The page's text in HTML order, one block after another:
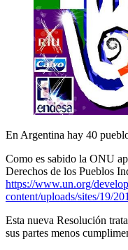
En Argentina hay 40
Como es sabido la ONU
Derechos de los Pueblos
https://www.un.org/
content/uploads/sites/19/
Esta nueva Resolución
sus partes menos